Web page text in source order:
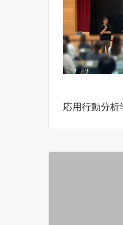
応用行動分析